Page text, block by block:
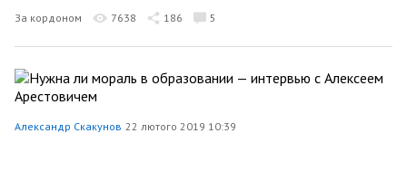
За кордоном 7638 186 5
Александр Скакунов 22 лютого 2019 10:39